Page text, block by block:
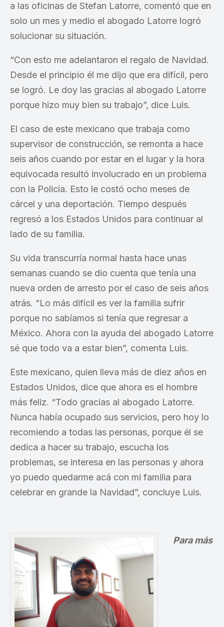
a las oficinas de Stefan Latorre, comentó que en
solo un mes y medio el abogado Latorre logró
solucionar su situación.
“Con esto me adelantaron el regalo de Navidad.
Desde el principio él me dijo que era difícil, pero
se logró. Le doy las gracias al abogado Latorre
porque hizo muy bien su trabajo”, dice Luis.
El caso de este mexicano que trabaja como
supervisor de construcción, se remonta a hace
seis años cuando por estar en el lugar y la hora
equivocada resultó involucrado en un problema
con la Policía. Esto le costó ocho meses de
cárcel y una deportación. Tiempo después
regresó a los Estados Unidos para continuar al
lado de su familia.
Su vida transcurría normal hasta hace unas
semanas cuando se dio cuenta que tenía una
nueva orden de arresto por el caso de seis años
atrás. “Lo más difícil es ver la familia sufrir
porque no sabíamos si tenía que regresar a
México. Ahora con la ayuda del abogado Latorre
sé que todo va a estar bien”, comenta Luis.
Este mexicano, quien lleva más de diez años en
Estados Unidos, dice que ahora es el hombre
más feliz. “Todo gracias al abogado Latorre.
Nunca había ocupado sus servicios, pero hoy lo
recomiendo a todas las personas, porque él se
dedica a hacer su trabajo, escucha los
problemas, se interesa en las personas y ahora
yo puedo quedarme acá con mi familia para
celebrar en grande la Navidad”, concluye Luis.
Para más